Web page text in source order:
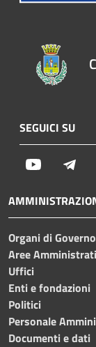
SEGUICI SU
Youtube
Organi di Governo
Aree
Uffici
Enti e fondazioni
Politici
Personale
Documenti e dati